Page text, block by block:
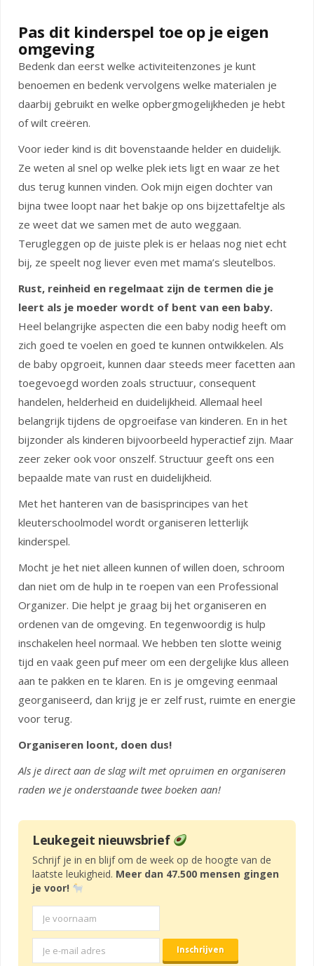
Pas dit kinderspel toe op je eigen
omgeving
Bedenk dan eerst welke activiteitenzones je kunt
benoemen en bedenk vervolgens welke materialen je
daarbij gebruikt en welke opbergmogelijkheden je hebt
of wilt creëren.
Voor ieder kind is dit bovenstaande helder en duidelijk.
Ze weten al snel op welke plek iets ligt en waar ze het
dus terug kunnen vinden. Ook mijn eigen dochter van
bijna twee loopt naar het bakje op ons bijzettafeltje als
ze weet dat we samen met de auto weggaan.
Terugleggen op de juiste plek is er helaas nog niet echt
bij, ze speelt nog liever even met mama’s sleutelbos.
Rust, reinheid en regelmaat zijn de termen die je
leert als je moeder wordt of bent van een baby.
Heel belangrijke aspecten die een baby nodig heeft om
zich goed te voelen en goed te kunnen ontwikkelen. Als
de baby opgroeit, kunnen daar steeds meer facetten aan
toegevoegd worden zoals structuur, consequent
handelen, helderheid en duidelijkheid. Allemaal heel
belangrijk tijdens de opgroeifase van kinderen. En in het
bijzonder als kinderen bijvoorbeeld hyperactief zijn. Maar
zeer zeker ook voor onszelf. Structuur geeft ons een
bepaalde mate van rust en duidelijkheid.
Met het hanteren van de basisprincipes van het
kleuterschoolmodel wordt organiseren letterlijk
kinderspel.
Mocht je het niet alleen kunnen of willen doen, schroom
dan niet om de hulp in te roepen van een Professional
Organizer. Die helpt je graag bij het organiseren en
ordenen van de omgeving. En tegenwoordig is hulp
inschakelen heel normaal. We hebben ten slotte weinig
tijd en vaak geen puf meer om een dergelijke klus alleen
aan te pakken en te klaren. En is je omgeving eenmaal
georganiseerd, dan krijg je er zelf rust, ruimte en energie
voor terug.
Organiseren loont, doen dus!
Als je direct aan de slag wilt met opruimen en organiseren
raden we je onderstaande twee boeken aan!
Leukegeit nieuwsbrief
Schrijf je in en blijf om de week op de hoogte van de
laatste leukigheid. Meer dan 47.500 mensen gingen
je voor!